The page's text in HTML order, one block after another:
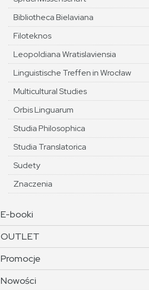
Bibliotheca Bielaviana
Filoteknos
Leopoldiana Wratislaviensia
Linguistische Treffen in Wrocław
Multicultural Studies
Orbis Linguarum
Studia Philosophica
Studia Translatorica
Sudety
Znaczenia
E-booki
OUTLET
Promocje
Nowości